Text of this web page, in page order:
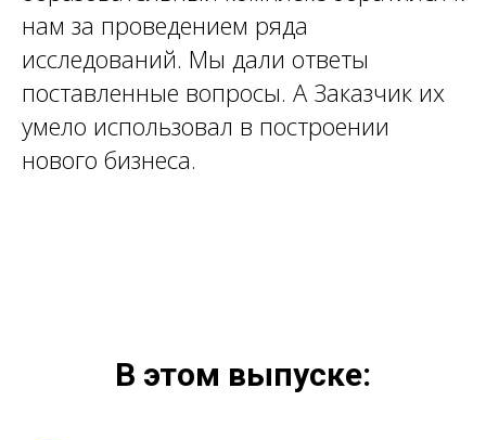
нам за проведением ряда
исследований. Мы дали ответы
поставленные вопросы. А Заказчик их
умело использовал в построении
нового бизнеса.
В этом выпуске: